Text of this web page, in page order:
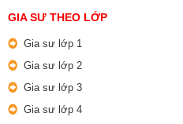
GIA SƯ THEO LỚP
Gia sư lớp 1
Gia sư lớp 2
Gia sư lớp 3
Gia sư lớp 4